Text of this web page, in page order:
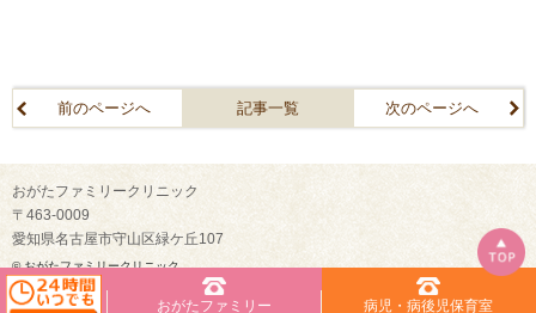
前のページへ 記事一覧 次のページへ
おがたファミリークリニック
〒463-0009
愛知県名古屋市守山区緑ケ丘107
© おがたファミリークリニック
おがたファミリー 病児・病後児保育室